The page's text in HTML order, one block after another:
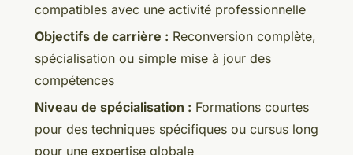
compatibles avec une activité professionnelle
Objectifs de carrière : Reconversion complète,
spécialisation ou simple mise à jour des
compétences
Niveau de spécialisation : Formations courtes
pour des techniques spécifiques ou cursus long
pour une expertise globale